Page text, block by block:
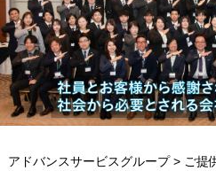
アドバンスサービスグループ> ご提